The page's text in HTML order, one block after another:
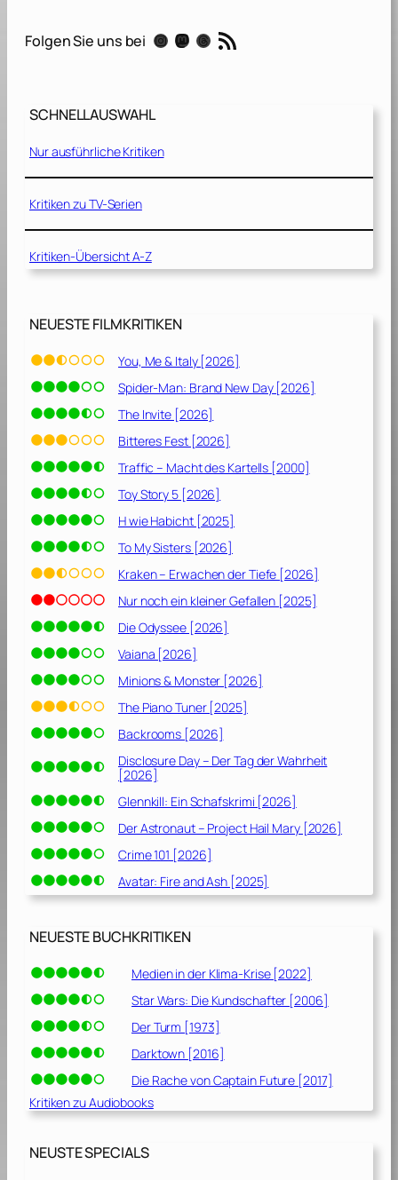
u
a
[
1
8
5
]
c
m
r
m
u
[
1
7
]
Folgen Sie uns bei Instagram Mastodon Threads RSS-Feed
SCHNELLAUSWAHL
Nur ausführliche Kritiken
Kritiken zu TV-Serien
Kritiken-Übersicht A-Z
NEUESTE FILMKRITIKEN
You, Me & Italy [2026]
Spider-Man: Brand New Day [2026]
The Invite [2026]
Bitteres Fest [2026]
Traffic – Macht des Kartells [2000]
Toy Story 5 [2026]
H wie Habicht [2025]
To My Sisters [2026]
Kraken – Erwachen der Tiefe [2026]
Nur noch ein kleiner Gefallen [2025]
Die Odyssee [2026]
Vaiana [2026]
Minions & Monster [2026]
The Piano Tuner [2025]
Backrooms [2026]
Disclosure Day – Der Tag der Wahrheit
[2026]
Glennkill: Ein Schafskrimi [2026]
Der Astronaut – Project Hail Mary [2026]
Crime 101 [2026]
Avatar: Fire and Ash [2025]
NEUESTE BUCHKRITIKEN
Medien in der Klima-Krise [2022]
Star Wars: Die Kundschafter [2006]
Der Turm [1973]
Darktown [2016]
Die Rache von Captain Future [2017]
Kritiken zu Audiobooks
NEUSTE SPECIALS